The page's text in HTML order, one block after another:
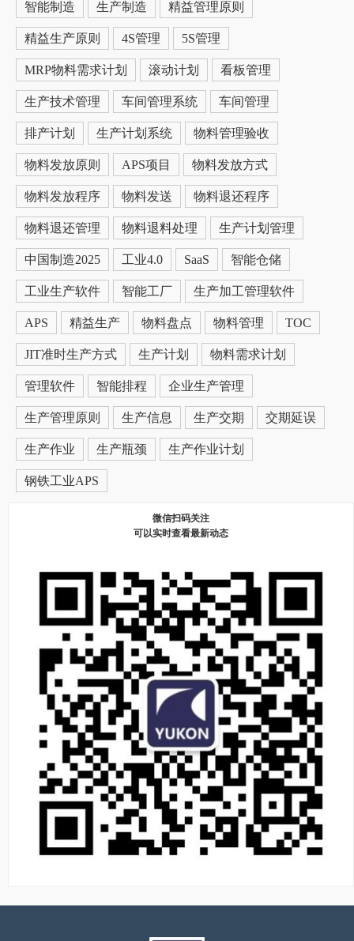
智能制造 生产制造 精益管理原则
精益生产原则 4S管理 5S管理
MRP物料需求计划 滚动计划 看板管理
生产技术管理 车间管理系统 车间管理
排产计划 生产计划系统 物料管理验收
物料发放原则 APS项目 物料发放方式
物料发放程序 物料发送 物料退还程序
物料退还管理 物料退料处理 生产计划管理
中国制造2025 工业4.0 SaaS 智能仓储
工业生产软件 智能工厂 生产加工管理软件
APS 精益生产 物料盘点 物料管理 TOC
JIT准时生产方式 生产计划 物料需求计划
管理软件 智能排程 企业生产管理
生产管理原则 生产信息 生产交期 交期延误
生产作业 生产瓶颈 生产作业计划
钢铁工业APS
微信扫码关注
可以实时查看最新动态